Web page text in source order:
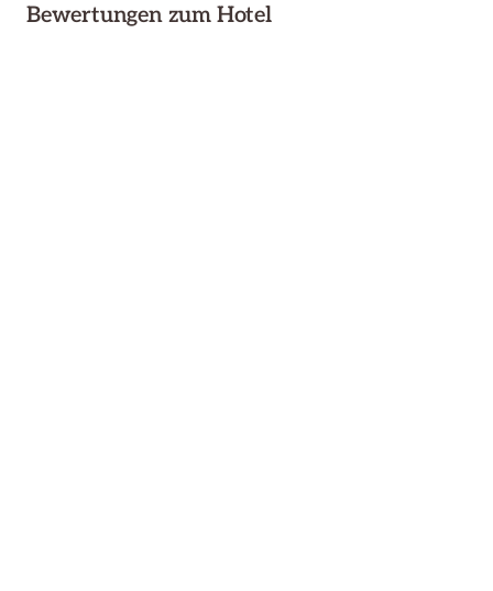
Bewertungen zum Hotel